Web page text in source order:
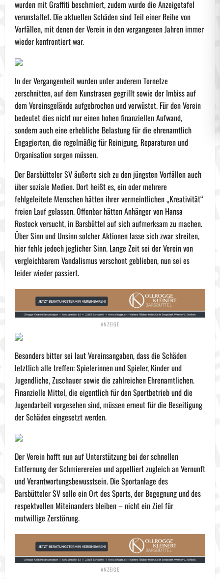
wurden mit Graffiti beschmiert, zudem wurde die Anzeigetafel
verunstaltet. Die aktuellen Schäden sind Teil einer Reihe von
Vorfällen, mit denen der Verein in den vergangenen Jahren immer
wieder konfrontiert war.
In der Vergangenheit wurden unter anderem Tornetze
zerschnitten, auf dem Kunstrasen gegrillt sowie der Imbiss auf
dem Vereinsgelände aufgebrochen und verwüstet. Für den Verein
bedeutet dies nicht nur einen hohen finanziellen Aufwand,
sondern auch eine erhebliche Belastung für die ehrenamtlich
Engagierten, die regelmäßig für Reinigung, Reparaturen und
Organisation sorgen müssen.
Der Barsbütteler SV äußerte sich zu den jüngsten Vorfällen auch
über soziale Medien. Dort heißt es, ein oder mehrere
fehlgeleitete Menschen hätten ihrer vermeintlichen „Kreativität“
freien Lauf gelassen. Offenbar hätten Anhänger von Hansa
Rostock versucht, in Barsbüttel auf sich aufmerksam zu machen.
Über Sinn und Unsinn solcher Aktionen lasse sich zwar streiten,
hier fehle jedoch jeglicher Sinn. Lange Zeit sei der Verein von
vergleichbarem Vandalismus verschont geblieben, nun sei es
leider wieder passiert.
Besonders bitter sei laut Vereinsangaben, dass die Schäden
letztlich alle treffen: Spielerinnen und Spieler, Kinder und
Jugendliche, Zuschauer sowie die zahlreichen Ehrenamtlichen.
Finanzielle Mittel, die eigentlich für den Sportbetrieb und die
Jugendarbeit vorgesehen sind, müssen erneut für die Beseitigung
der Schäden eingesetzt werden.
Der Verein hofft nun auf Unterstützung bei der schnellen
Entfernung der Schmierereien und appelliert zugleich an Vernunft
und Verantwortungsbewusstsein. Die Sportanlage des
Barsbütteler SV solle ein Ort des Sports, der Begegnung und des
respektvollen Miteinanders bleiben – nicht ein Ziel für
mutwillige Zerstörung.